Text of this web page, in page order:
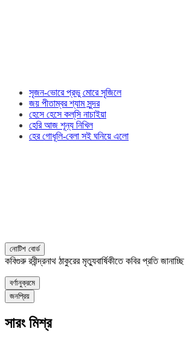
সৃজন-ভোরে প্রভু মোরে সৃজিলে
জয় পীতাম্বর শ্যাম সুন্দর
হেসে হেসে কল্‌সি নাচাইয়া
হেরি আজ শূন্য নিখিল
হের গোধূলি-বেলা সই ঘনিয়ে এলো
নোটিশ বোর্ড
কবিগুরু রবীন্দ্রনাথ ঠাকুরের মৃত্যুবার্ষিকীতে কবির প্রতি
বর্ণানুক্রমে
জনপ্রিয়
সারং মিশ্র